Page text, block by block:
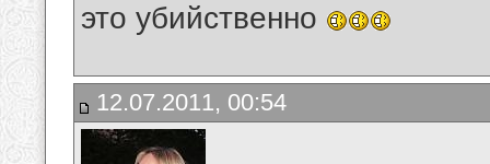
это убийственно
12.07.2011, 00:54